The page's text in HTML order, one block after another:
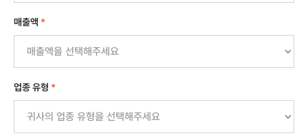
매출액 *
업종 유형 *